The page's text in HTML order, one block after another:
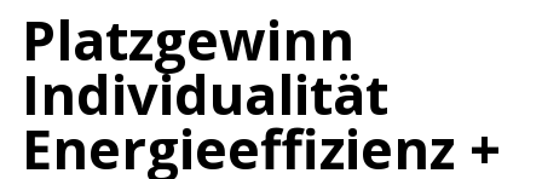
Platzgewinn
Individualität
Energieeffizienz +